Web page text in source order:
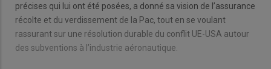
précises qui lui ont été posées, a donné sa vision de l’assurance
récolte et du verdissement de la Pac, tout en se voulant
rassurant sur une résolution durable du conflit UE-USA autour
des subventions à l’industrie aéronautique.